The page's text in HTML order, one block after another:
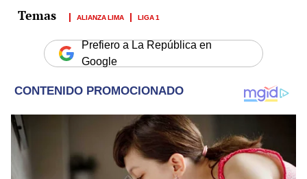
ALIANZA LIMA LIGA 1
Prefiero a La República en
Google